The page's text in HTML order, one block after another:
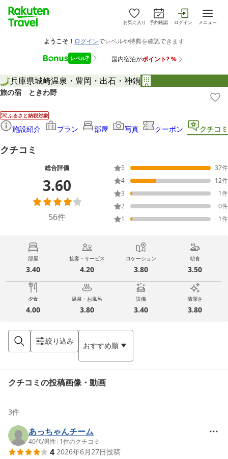
お気に入り 予約確認 ログイン メニュー
兵庫県城崎温泉・豊岡・出石・神鍋
旅の宿 ときわ野
ふるさと納税対象
施設紹介 プラン 部屋 写真 クーポン クチコミ
クチコミ
総合評価
3.60
56件
5 37件
4
12件
3
1件
2
0件
1
1件
部屋
3.40
接客・サービス
4.20
ロケーション
3.80
朝食
3.50
夕食
4.00
温泉・お風呂
3.80
設備
3.40
清潔さ
3.80
絞り込み おすすめ順
クチコミの投稿画像・動画
3件
あっちゃんチーム
40代/男性 | 1件のクチコミ
4 2026年6月27日投稿